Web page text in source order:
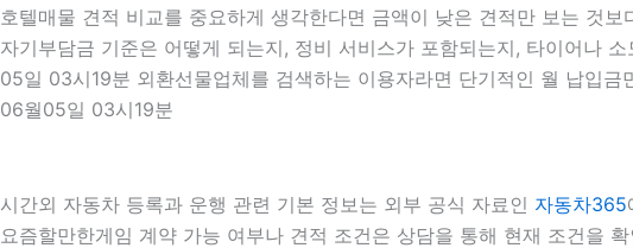
호텔매물 견적 비교를 중요하게 생각한다면 금액이 낮은 견적만 보는 것
자기부담금 기준은 어떻게 되는지, 정비 서비스가 포함되는지, 타이어나
05일 03시19분 외환선물업체를 검색하는 이용자라면 단기적인 월 납입
06월05일 03시19분
시간외 자동차 등록과 운행 관련 기본 정보는 외부 공식 자료인 자동차365
요즘할만한게임 계약 가능 여부나 견적 조건은 상담을 통해 현재 조건을